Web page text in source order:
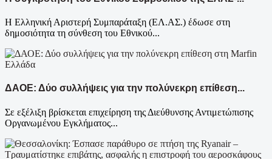
Η Ελληνική Αριστερή Συμπαράταξη (ΕΛ.ΑΣ.) έδωσε στη
δημοσιότητα τη σύνθεση του Εθνικού...
Ελλάδα
ΔΑΟΕ: Δύο συλλήψεις για την πολύνεκρη επίθεση...
Σε εξέλιξη βρίσκεται επιχείρηση της Διεύθυνσης Αντιμετώπισης
Οργανωμένου Εγκλήματος...